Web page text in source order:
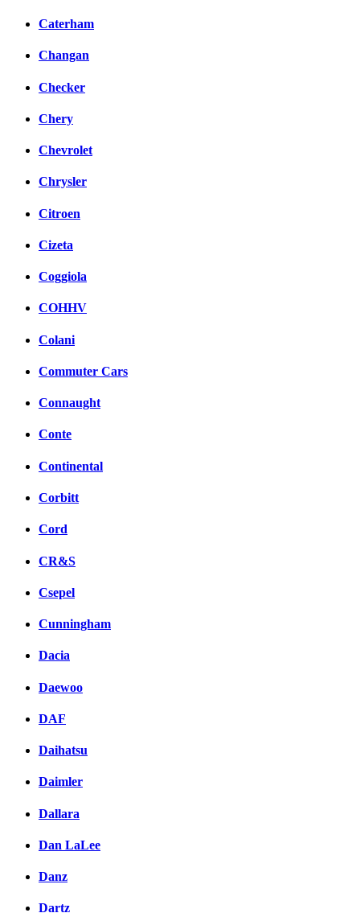
Caterham
Changan
Checker
Chery
Chevrolet
Chrysler
Citroen
Cizeta
Coggiola
COHHV
Colani
Commuter Cars
Connaught
Conte
Continental
Corbitt
Cord
CR&S
Csepel
Cunningham
Dacia
Daewoo
DAF
Daihatsu
Daimler
Dallara
Dan LaLee
Danz
Dartz